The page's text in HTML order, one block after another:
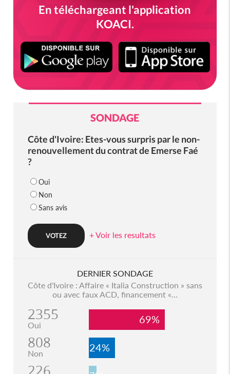
En téléchargeant l'application
KOACI.
SONDAGE
Côte d'Ivoire: Etes-vous surpris par le non-
renouvellement du contrat de Emerse Faé
?
Oui
Non
Sans avis
+ Voir les resultats
DERNIER SONDAGE
Côte d'Ivoire : Affaire « Italia Construction » sans
ou avec faux ACD, financement «...
2355
Oui 69%
808
Non 24%